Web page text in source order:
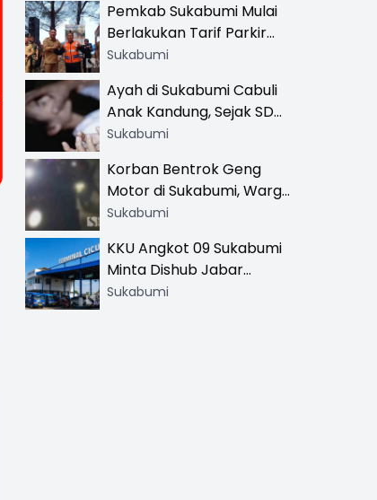
Pemkab Sukabumi Mulai
Berlakukan Tarif Parkir
Resmi di 13 Lokasi Wisata,
Khusus
Sukabumi
Ayah di Sukabumi Cabuli
Anak Kandung, Sejak SD
Hingga SMA
Sukabumi
Korban Bentrok Geng
Motor di Sukabumi, Warga
dan Sopir Tangki
Sukabumi
KKU Angkot 09 Sukabumi
Minta Dishub Jabar
Tertibkan Trayek Ciawi-
Sukabumi